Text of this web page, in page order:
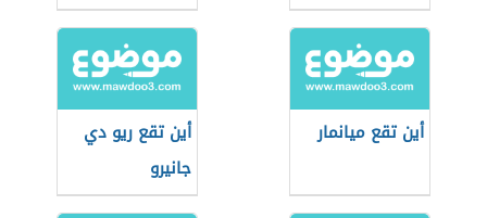
أين تقع ميانمار
أين تقع ريو دي
جانيرو